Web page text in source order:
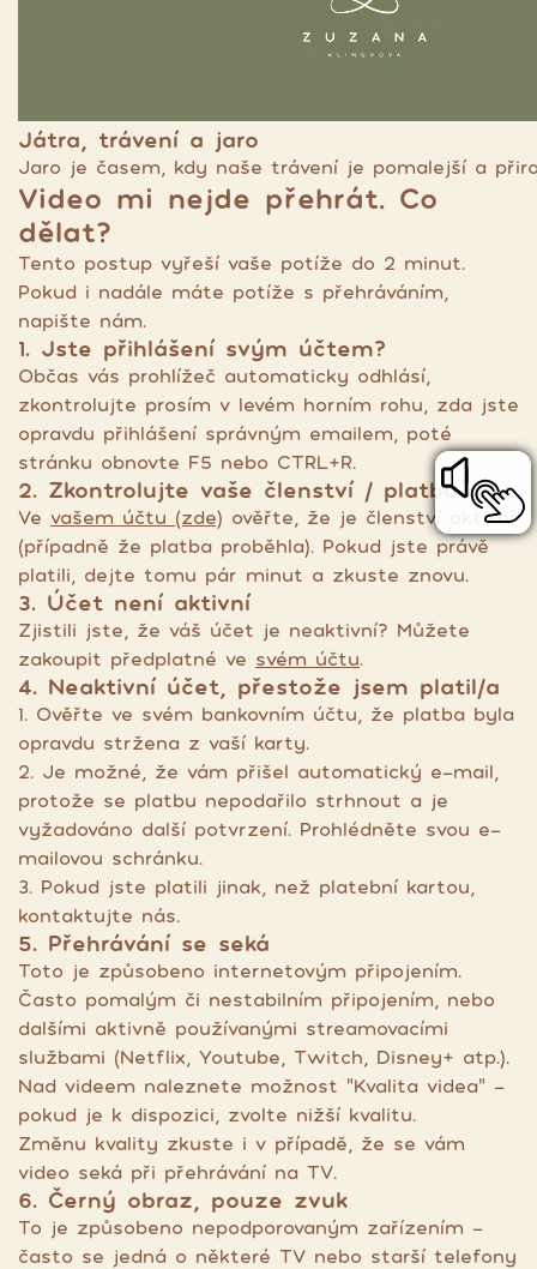
Játra, trávení a jaro
Jaro je časem, kdy naše trávení je pomalejší a
Video mi nejde přehrát. Co
dělat?
Tento postup vyřeší vaše potíže do 2 minut.
Pokud i nadále máte potíže s přehráváním,
napište nám.
1. Jste přihlášení svým účtem?
Občas vás prohlížeč automaticky odhlásí,
zkontrolujte prosím v levém horním rohu, zda jste
opravdu přihlášení správným emailem, poté
stránku obnovte F5 nebo CTRL+R.
2. Zkontrolujte vaše členství / platbu
Ve vašem účtu (zde) ověřte, že je členství aktivní
(případně že platba proběhla). Pokud jste právě
platili, dejte tomu pár minut a zkuste znovu.
3. Účet není aktivní
Zjistili jste, že váš účet je neaktivní? Můžete
zakoupit předplatné ve svém účtu.
4. Neaktivní účet, přestože jsem platil/a
1. Ověřte ve svém bankovním účtu, že platba byla
opravdu stržena z vaší karty.
2. Je možné, že vám přišel automatický e-mail,
protože se platbu nepodařilo strhnout a je
vyžadováno další potvrzení. Prohlédněte svou e-
mailovou schránku.
3. Pokud jste platili jinak, než platební kartou,
kontaktujte nás.
5. Přehrávání se seká
Toto je způsobeno internetovým připojením.
Často pomalým či nestabilním připojením, nebo
dalšími aktivně používanými streamovacími
službami (Netflix, Youtube, Twitch, Disney+ atp.).
Nad videem naleznete možnost "Kvalita videa" -
pokud je k dispozici, zvolte nižší kvalitu.
Změnu kvality zkuste i v případě, že se vám
video seká při přehrávání na TV.
6. Černý obraz, pouze zvuk
To je způsobeno nepodporovaným zařízením -
často se jedná o některé TV nebo starší telefony